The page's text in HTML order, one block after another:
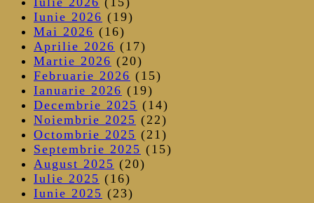
Iunie 2026 (19)
Mai 2026 (16)
Aprilie 2026 (17)
Martie 2026 (20)
Februarie 2026 (15)
Ianuarie 2026 (19)
Decembrie 2025 (14)
Noiembrie 2025 (22)
Octombrie 2025 (21)
Septembrie 2025 (15)
August 2025 (20)
Iulie 2025 (16)
Iunie 2025 (23)